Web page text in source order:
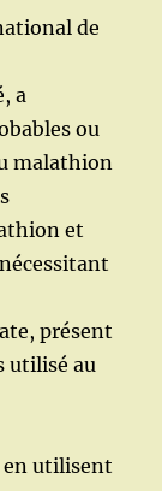
de
a
ou
malathion
et
présent
utilisé au
en utilisent